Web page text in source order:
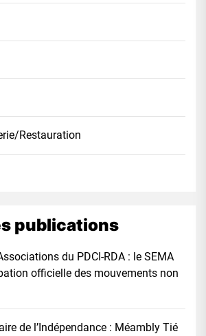
Restauration
publications
du PDCI-RDA : le SEMA
officielle des mouvements non
de l’Indépendance : Méambly Tié